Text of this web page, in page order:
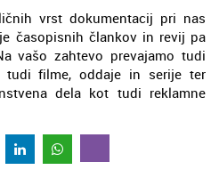
vrst dokumentacij pri nas
časopisnih člankov in revij pa
vašo zahtevo prevajamo tudi
tudi filme, oddaje in serije ter
dela kot tudi reklamne